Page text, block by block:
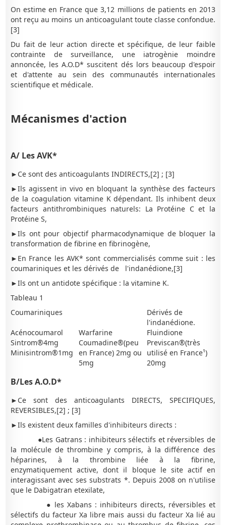
On estime en France que 3,12 millions de patients en 2013
ont reçu au moins un anticoagulant toute classe confondue.
[3]
Du fait de leur action directe et spécifique, de leur faible
contrainte de surveillance, une iatrogènie moindre
annoncée, les A.O.D* suscitent dés lors beaucoup d'espoir
et d'attente au sein des communautés internationales
scientifique et médicale.
Mécanismes d'action
A/ Les AVK*
►Ce sont des anticoagulants INDIRECTS,[2] ; [3]
►Ils agissent in vivo en bloquant la synthèse des facteurs
de la coagulation vitamine K dépendant. Ils inhibent deux
facteurs antithrombiniques naturels: La Protéine C et la
Protéine S,
►Ils ont pour objectif pharmacodynamique de bloquer la
transformation de fibrine en fibrinogène,
►En France les AVK* sont commercialisés comme suit : les
coumariniques et les dérivés de l'indanédione,[3]
►Ils ont un antidote spécifique : la vitamine K.
Tableau 1
Coumariniques
Dérivés de
l'indanédione.
Acénocoumarol
Warfarine
Fluindione
Sintrom®4mg
Minisintrom®1mg
Coumadine®(peu
en France) 2mg ou
5mg
Previscan®(très
utilisé en France¹)
20mg
B/Les A.O.D*
►Ce sont des anticoagulants DIRECTS, SPECIFIQUES,
REVERSIBLES,[2] ; [3]
►Ils existent deux familles d'inhibiteurs directs :
●Les Gatrans : inhibiteurs sélectifs et réversibles de
la molécule de thrombine y compris, à la différence des
héparines, à la thrombine liée à la fibrine,
enzymatiquement active, dont il bloque le site actif en
interagissant avec ses substrats *. Depuis 2008 on n'utilise
que le Dabigatran etexilate,
● les Xabans : inhibiteurs directs, réversibles et
sélectifs du facteur Xa libre mais aussi du facteur Xa lié au